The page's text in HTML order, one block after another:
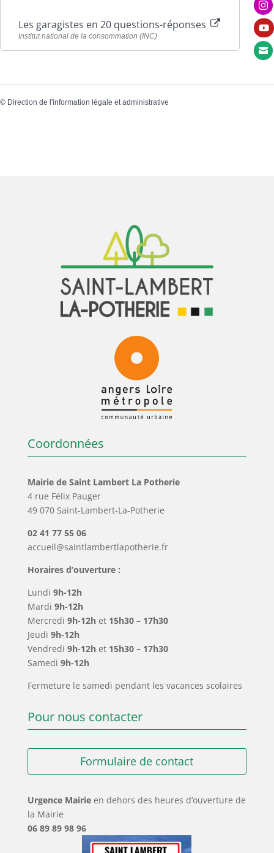



Les garagistes en 20 questions-réponses
Institut national de la consommation (INC)
© Direction de l'information légale et administrative
Coordonnées
Mairie de Saint Lambert La Potherie
4 rue Félix Pauger
49 070 Saint-Lambert-La-Potherie
02 41 77 55 06
accueil@saintlambertlapotherie.fr
Horaires d’ouverture :
Lundi 9h-12h
Mardi 9h-12h
Mercredi 9h-12h et 15h30 – 17h30
Jeudi 9h-12h
Vendredi 9h-12h et 15h30 – 17h30
Samedi 9h-12h
Fermeture le samedi pendant les vacances scolaires
Pour nous contacter
Formulaire de contact
Urgence Mairie en dehors des heures d’ouverture de
la Mairie
06 89 89 98 96